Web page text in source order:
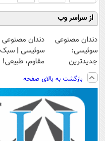
از سراسر وب
دندان مصنوعی
سوئیسی:
جدیدترین
فناوری اروپا،
سبک و مقاوم |
پرداخت قسطی
دندان مصنوعی
سوئیسی |
مقاوم، طبیعی!
رایگان+پرداخت
اقساطی😍
بازگشت به بالای صفحه